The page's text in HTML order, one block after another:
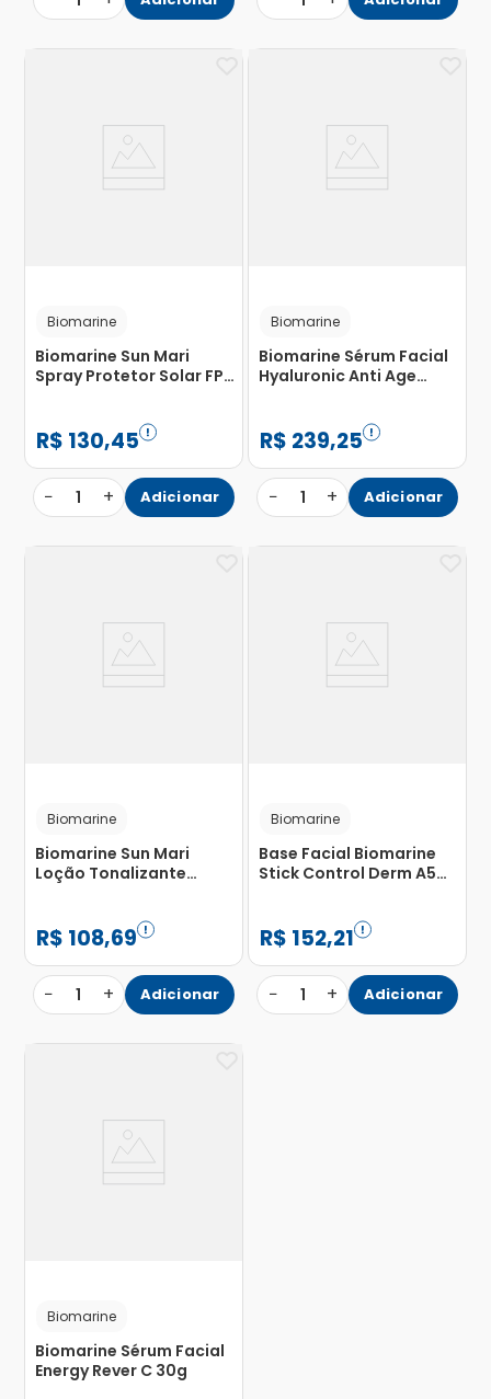
Biomarine
Biomarine Sun Mari
Spray Protetor Solar FPS
R$ 130,45
− 1 + Adicionar
Biomarine
Biomarine Sérum Facial
Hyaluronic Anti Age
R$ 239,25
− 1 + Adicionar
Biomarine
Biomarine Sun Mari
Loção Tonalizante
R$ 108,69
− 1 + Adicionar
Biomarine
Base Facial Biomarine
Stick Control Derm A5
R$ 152,21
− 1 + Adicionar
Biomarine
Biomarine Sérum Facial
Energy Rever C 30g